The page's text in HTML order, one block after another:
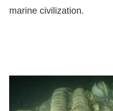
marine civilization.